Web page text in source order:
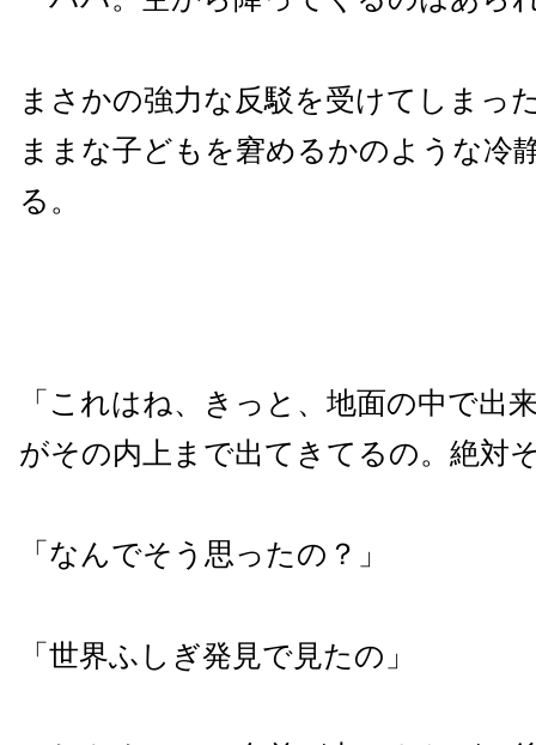
まさかの強力な反駁を受けてしまっ
ままな子どもを窘めるかのような冷
る。
「これはね、きっと、地面の中で出
がその内上まで出てきてるの。絶対
「なんでそう思ったの？」
「世界ふしぎ発見で見たの」